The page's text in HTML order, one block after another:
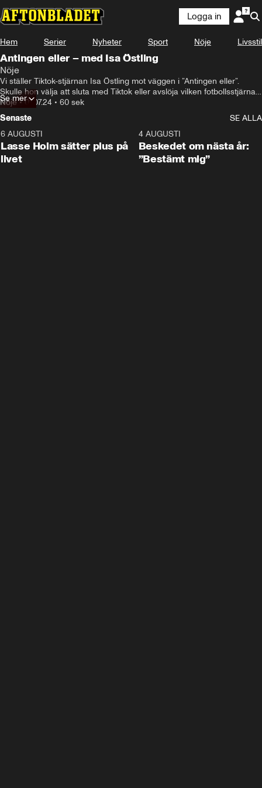
Logga in
Hem Serier Nyheter Sport Nöje Livsstil
Antingen eller – med Isa Östling
Nöje
Vi ställer Tiktok-stjärnan Isa Östling mot väggen i ”Antingen eller”.
Skulle hon välja att sluta med Tiktok eller avslöja vilken fotbollsstjärna
hon har dejtat?
Nöje•01.07.24 • 60 sek
Se mer
Senaste
SE ALLA
6 AUGUSTI
Lasse Holm sätter plus på
livet
4 AUGUSTI
Beskedet om nästa år:
”Bestämt mig”